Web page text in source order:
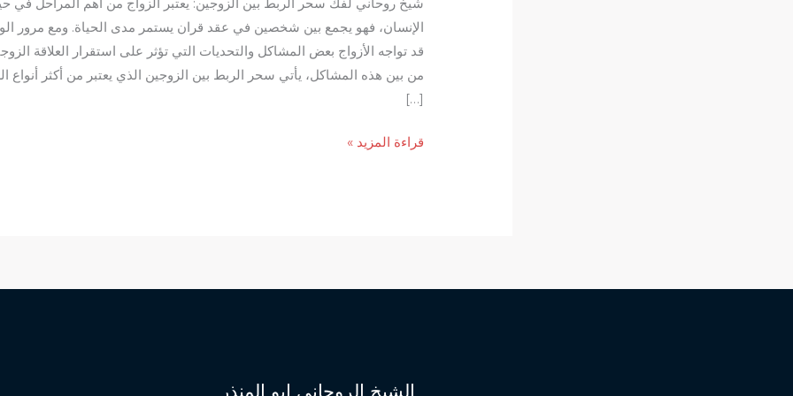
الإنسان، فهو يجمع بين شخصين في عقد قران يستمر مدى الحياة. ومع مرور
قد تواجه الأزواج بعض المشاكل والتحديات التي تؤثر على استقرار العلاقة
من بين هذه المشاكل، يأتي سحر الربط بين الزوجين الذي يعتبر من أكثر أنواع
[…]
شيخ
قراءة المزيد »
الشيخ الروحاني ابو المنذر